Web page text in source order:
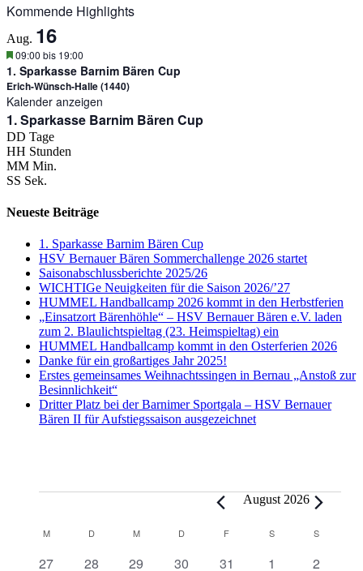
Kommende Highlights
Aug. 16
Hervorgehoben
09:00 bis 19:00
1. Sparkasse Barnim Bären Cup
Erich-Wünsch-Halle (1440)
Kalender anzeigen
1. Sparkasse Barnim Bären Cup
DD Tage
HH Stunden
MM Min.
SS Sek.
Neueste Beiträge
1. Sparkasse Barnim Bären Cup
HSV Bernauer Bären Sommerchallenge 2026 startet
Saisonabschlussberichte 2025/26
WICHTIGe Neuigkeiten für die Saison 2026/’27
HUMMEL Handballcamp 2026 kommt in den Herbstferien
„Einsatzort Bärenhöhle“ – HSV Bernauer Bären e.V. laden
zum 2. Blaulichtspieltag (23. Heimspieltag) ein
HUMMEL Handballcamp kommt in den Osterferien 2026
Danke für ein großartiges Jahr 2025!
Erstes gemeinsames Weihnachtssingen in Bernau „Anstoß zur
Besinnlichkeit“
Dritter Platz bei der Barnimer Sportgala – HSV Bernauer
Bären II für Aufstiegssaison ausgezeichnet
August 2026
Kalender
von
M MONTAGDDIENSTAG
M MITTWOCH
D DONNERSTAG
F SSAMSTAGS
0
27
0
28
0
29
0
30
0
31
0
1
0
2